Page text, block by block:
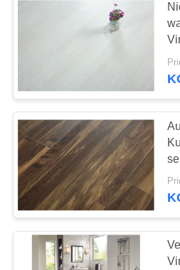
PRODUKTE
ÜBER
UNS